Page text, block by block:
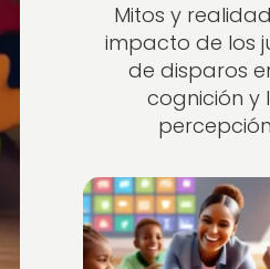
Mitos y
impacto de los
de disparos
cognición y
percepción